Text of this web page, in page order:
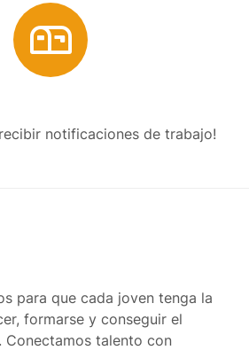
notificaciones de trabajo!
para que cada joven tenga la
formarse y conseguir el
Conectamos talento con